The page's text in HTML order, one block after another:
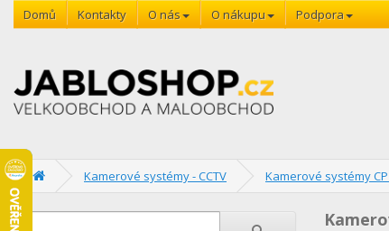
Domů Kontakty O nás O nákupu Podpora
Kamerové systémy - CCTV Kamerové systémy CP